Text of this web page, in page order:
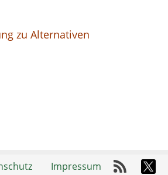
zu Alternativen
Impressum RSS-Feed